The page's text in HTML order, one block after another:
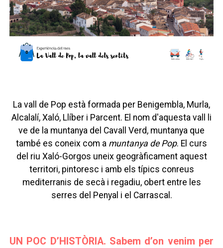
La vall de Pop està formada per Benigembla, Murla,
Alcalalí, Xaló, Llíber i Parcent. El nom d'aquesta vall li
ve de la muntanya del Cavall Verd, muntanya que
també es coneix com a muntanya de Pop. El curs
del riu Xaló-Gorgos uneix geogràficament aquest
territori, pintoresc i amb els típics conreus
mediterranis de secà i regadiu, obert entre les
serres del Penyal i el Carrascal.
UN POC D’HISTÒRIA. Sabem d’on venim per